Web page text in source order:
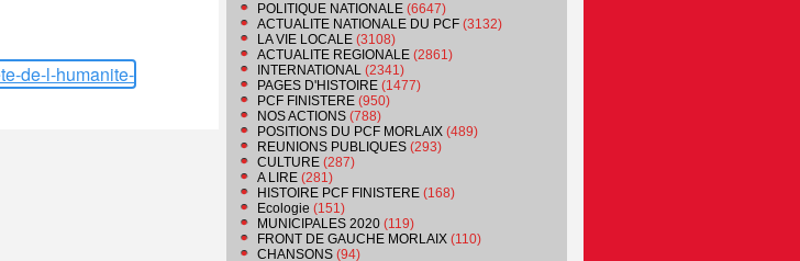
de-l-humanite-
POLITIQUE NATIONALE (6647)
ACTUALITE NATIONALE DU PCF (3132)
LA VIE LOCALE (3108)
ACTUALITE REGIONALE (2861)
INTERNATIONAL (2341)
PAGES D'HISTOIRE (1477)
PCF FINISTERE (950)
NOS ACTIONS (788)
POSITIONS DU PCF MORLAIX (489)
REUNIONS PUBLIQUES (293)
CULTURE (287)
A LIRE (281)
HISTOIRE PCF FINISTERE (168)
Ecologie (151)
MUNICIPALES 2020 (119)
FRONT DE GAUCHE MORLAIX (110)
CHANSONS (94)